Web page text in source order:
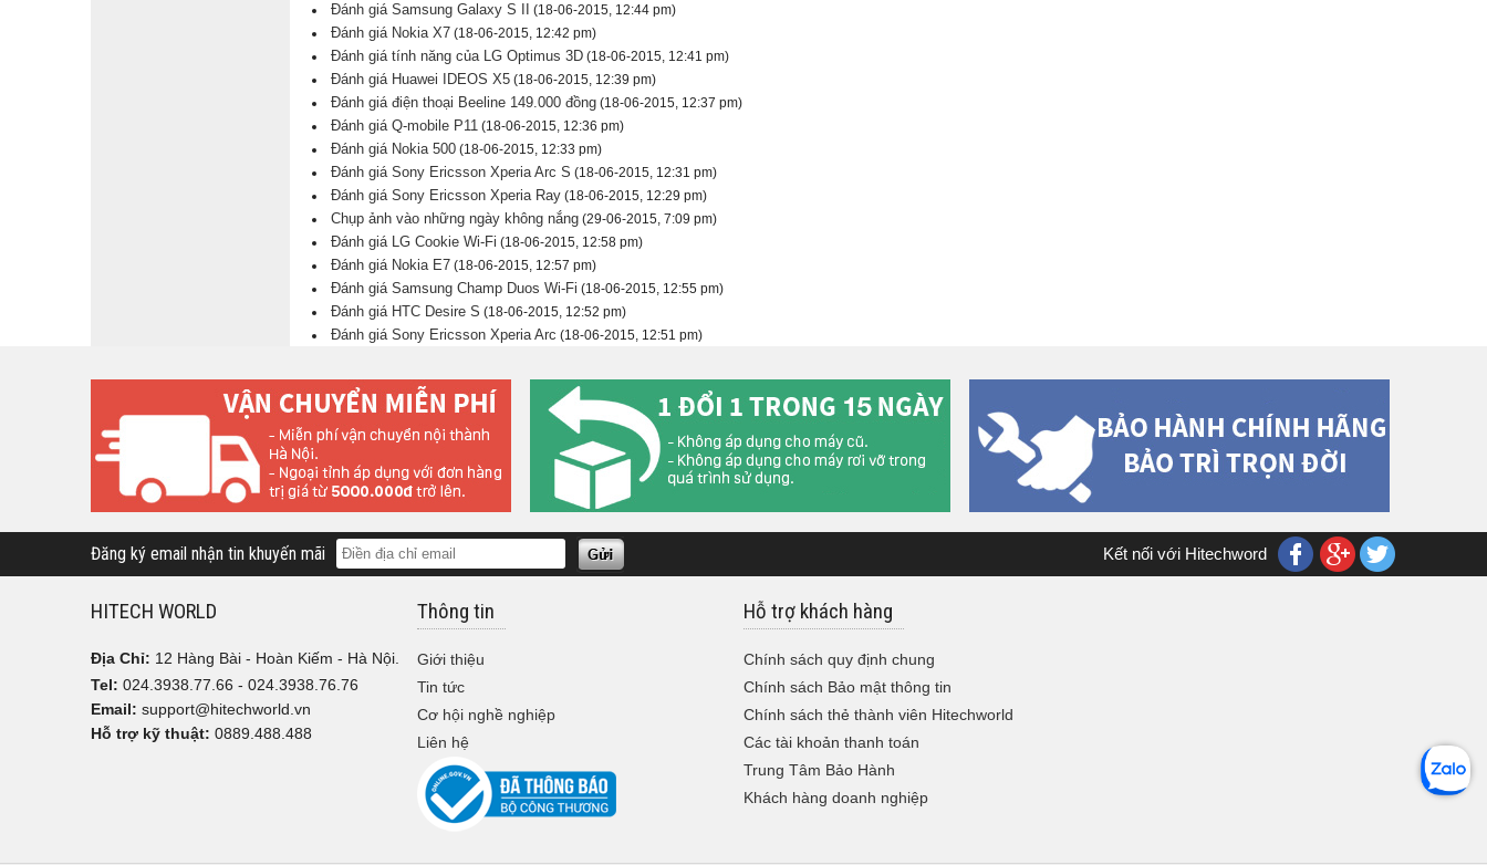
Đánh giá Samsung Galaxy S II (18-06-2015, 12:44 pm)
Đánh giá Nokia X7 (18-06-2015, 12:42 pm)
Đánh giá tính năng của LG Optimus 3D (18-06-2015, 12:41 pm)
Đánh giá Huawei IDEOS X5 (18-06-2015, 12:39 pm)
Đánh giá điện thoại Beeline 149.000 đồng (18-06-2015, 12:37 pm)
Đánh giá Q-mobile P11 (18-06-2015, 12:36 pm)
Đánh giá Nokia 500 (18-06-2015, 12:33 pm)
Đánh giá Sony Ericsson Xperia Arc S (18-06-2015, 12:31 pm)
Đánh giá Sony Ericsson Xperia Ray (18-06-2015, 12:29 pm)
Chụp ảnh vào những ngày không nắng (29-06-2015, 7:09 pm)
Đánh giá LG Cookie Wi-Fi (18-06-2015, 12:58 pm)
Đánh giá Nokia E7 (18-06-2015, 12:57 pm)
Đánh giá Samsung Champ Duos Wi-Fi (18-06-2015, 12:55 pm)
Đánh giá HTC Desire S (18-06-2015, 12:52 pm)
Đánh giá Sony Ericsson Xperia Arc (18-06-2015, 12:51 pm)
Đăng ký email nhận tin khuyến mãi Kết nối với Hitechword
HITECH WORLD
Địa Chỉ: 12 Hàng Bài - Hoàn Kiếm - Hà Nội.
Tel: 024.3938.77.66 - 024.3938.76.76
Email: support@hitechworld.vn
Hỗ trợ kỹ thuật: 0889.488.488
Thông tin
Giới thiệu
Tin tức
Cơ hội nghề nghiệp
Liên hệ
Hỗ trợ khách hàng
Chính sách quy định chung
Chính sách Bảo mật thông tin
Chính sách thẻ thành viên Hitechworld
Các tài khoản thanh toán
Trung Tâm Bảo Hành
Khách hàng doanh nghiệp